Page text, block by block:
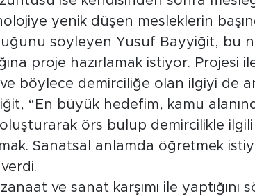
yenik düşen mesleklerin
söyleyen Yusuf Bayyiğit, bu
proje hazırlamak istiyor. Projesi
böylece demirciliğe olan ilgiyi de
“En büyük hedefim, kamu
örs bulup demircilikle ilgili
Sanatsal anlamda öğretmek
ve sanat karşımı ile yaptığını